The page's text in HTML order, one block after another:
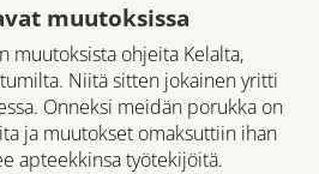
muutoksissa
muutoksista ohjeita Kelalta,
Niitä sitten jokainen yritti
Onneksi meidän porukka on
ja muutokset omaksuttiin ihan
apteekkinsa työtekijöitä.